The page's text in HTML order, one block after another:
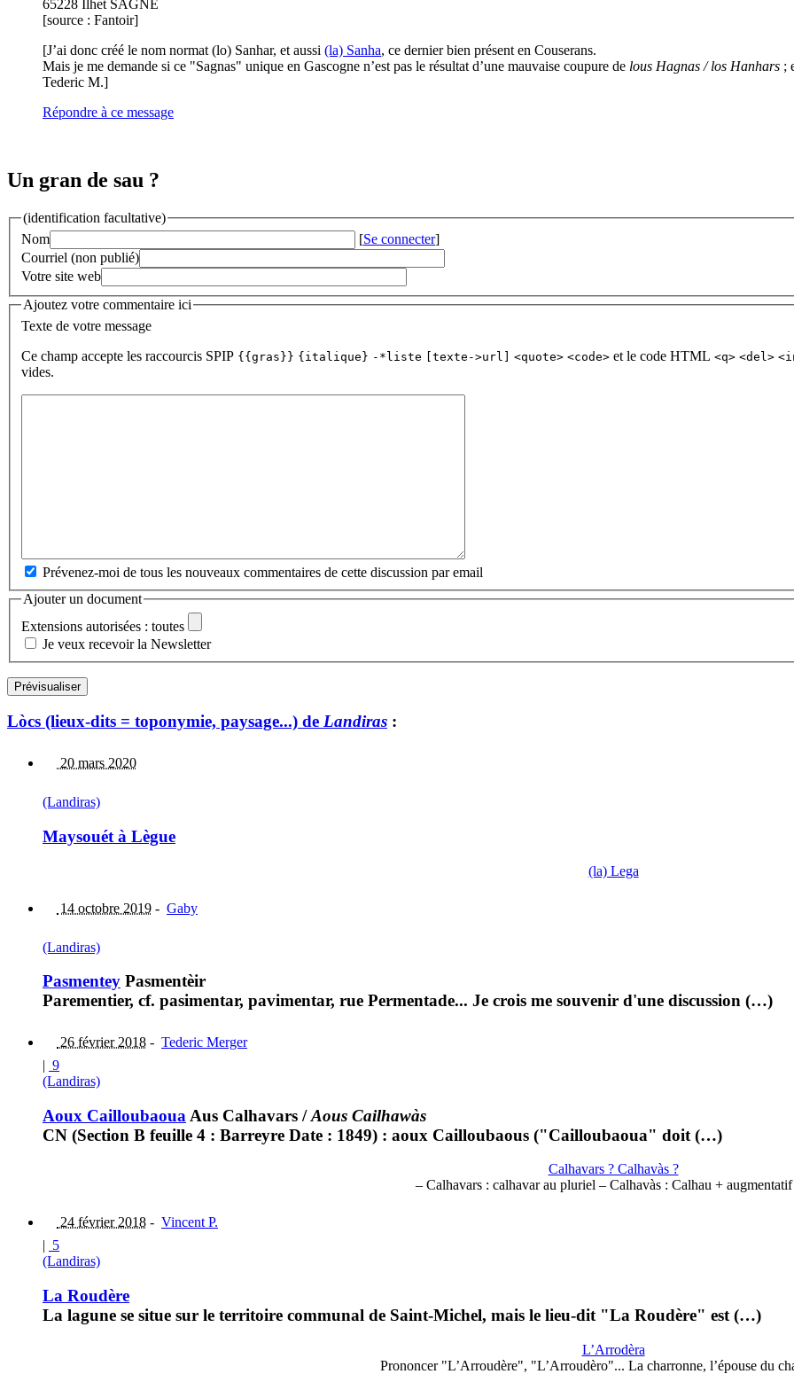
65228 Ilhet SAGNE
[source : Fantoir]
[J’ai donc créé le nom normat (lo) Sanhar, et aussi (la) Sanha, ce dernier bien présent en Couserans.
Mais je me demande si ce "Sagnas" unique en Gascogne n’est pas le résultat d’une mauvaise coupure de lous Hagnas / los Hanhars ;
Tederic M.]
Répondre à ce message
Un gran de sau ?
(identification facultative)
Nom
[Se connecter]
Courriel (non publié)
Votre site web
Ajoutez votre commentaire ici
Texte de votre message
Ce champ accepte les raccourcis SPIP {{gras}} {italique} -*liste [texte->url] <quote> <code> et le code HTML <q> <del>
vides.
Prévenez-moi de tous les nouveaux commentaires de cette discussion par email
Ajouter un document
Extensions autorisées : toutes
Je veux recevoir la Newsletter
Lòcs (lieux-dits = toponymie, paysage...) de Landiras :
20 mars 2020
(Landiras)
Maysouét à Lègue
(la) Lega
14 octobre 2019 - Gaby
(Landiras)
Pasmentey Pasmentèir
Parementier, cf. pasimentar, pavimentar, rue Permentade... Je crois me souvenir d'une discussion (…)
26 février 2018 - Tederic Merger
| 9
(Landiras)
Aoux Cailloubaoua Aus Calhavars /Aous Cailhawàs
CN (Section B feuille 4 : Barreyre Date : 1849) : aoux Cailloubaous ("Cailloubaoua" doit (…)
Calhavars ? Calhavàs ?
– Calhavars : calhavar au pluriel – Calhavàs : Calhau + augmentatif
24 février 2018 - Vincent P.
| 5
(Landiras)
La Roudère
La lagune se situe sur le territoire communal de Saint-Michel, mais le lieu-dit "La Roudère" est (…)
L’Arrodèra
Prononcer "L’Arroudère", "L’Arroudèro"... La charronne, l’épouse du